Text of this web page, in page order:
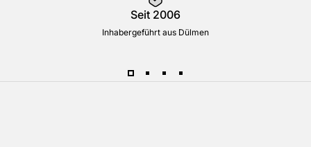
Seit 2006
Inhabergeführt aus Dülmen